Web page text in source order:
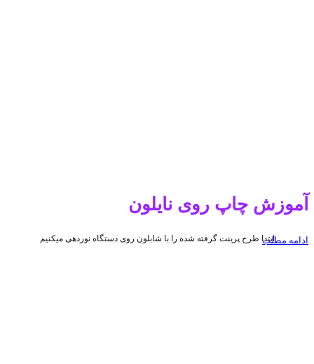
آموزش چاپ روی نایلون
ابتدا طرح پرینت گرفته شده را با شابلون روی دستگاه نوردهی میکنیمادامه مطلب